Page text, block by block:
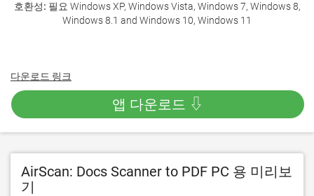
호환성: 필요 Windows XP, Windows Vista, Windows 7, Windows 8,
Windows 8.1 and Windows 10, Windows 11
다운로드 링크
앱 다운로드 ⇩
AirScan: Docs Scanner to PDF PC 용 미리보
기